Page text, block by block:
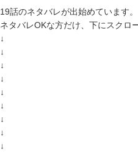
19話のネタバレが出始めています。
ネタバレOKな方だけ、下にスクロ
↓
↓
↓
↓
↓
↓
↓
↓
↓